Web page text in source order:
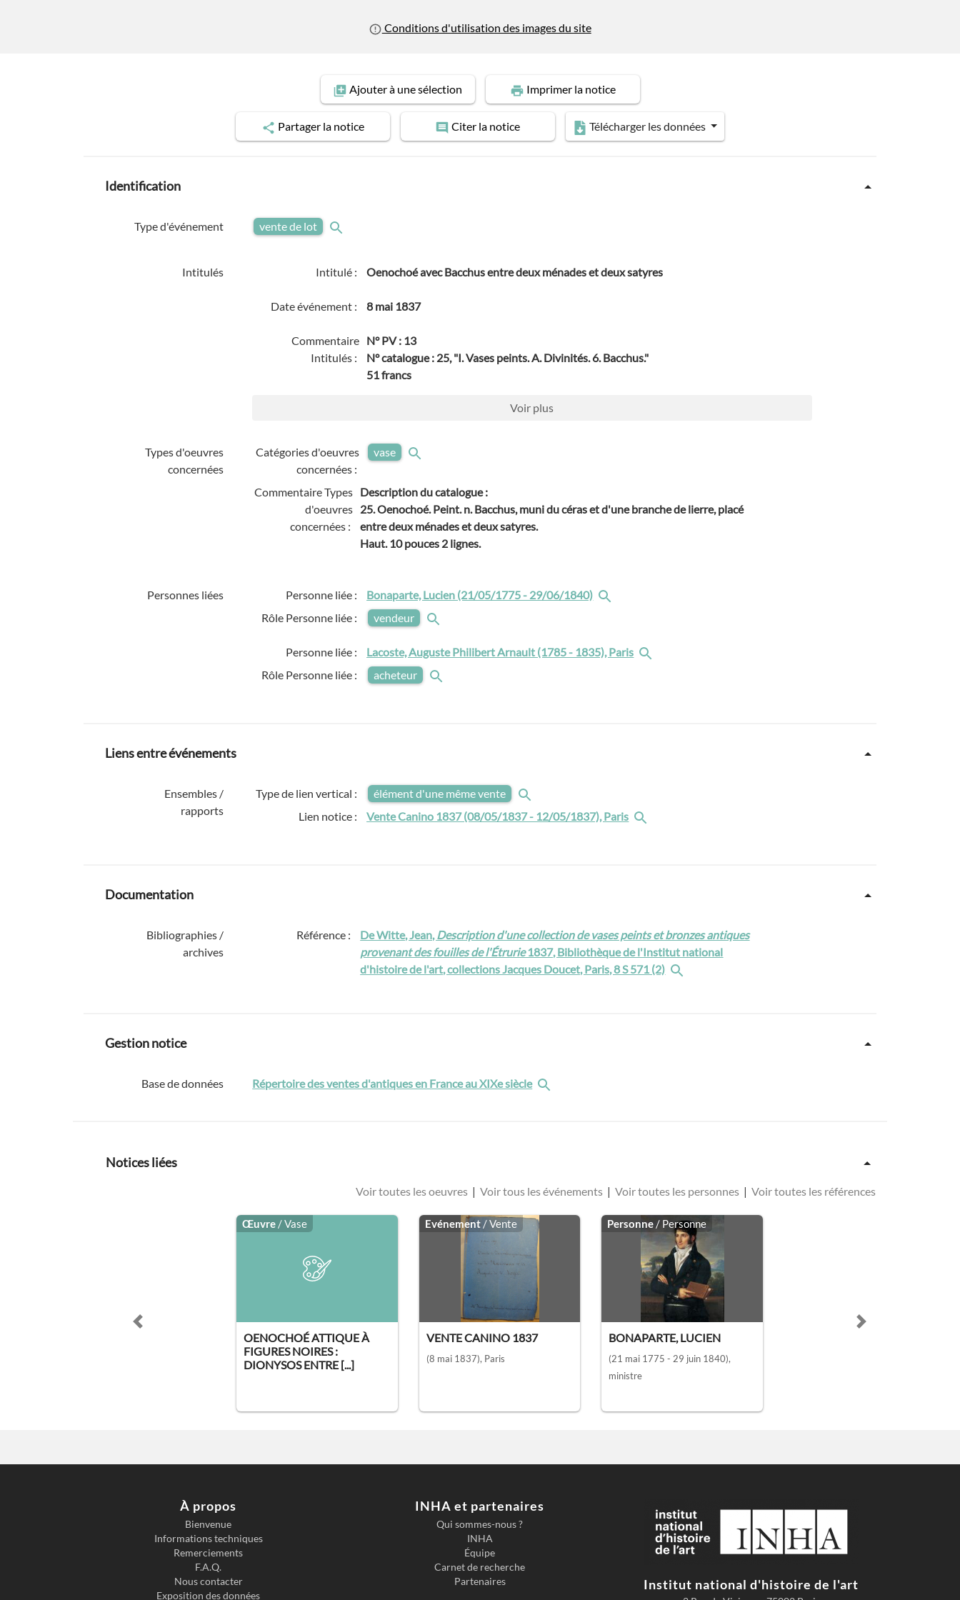
Conditions d'utilisation des images du site
Ajouterà une sélection Imprimerla notice
Partagerla notice Citer la notice Télécharger les données
Identification
Type d'événement vente de lot
Intitulés Intitulé : Oenochoé avec Bacchus entre deux ménades et deux satyres
Date événement : 8 mai 1837
Commentaire
Intitulés :
N° PV : 13
N° catalogue : 25, "I. Vases peints. A. Divinités. 6. Bacchus."
51 francs
Voir plus
Types d'oeuvres
concernées
Catégories d'oeuvres
concernées :
vase
Commentaire Types
d'oeuvres
concernées :
Description du catalogue :
25. Oenochoé. Peint. n. Bacchus, muni du céras et d'une branche de lierre, placé
entre deux ménades et deux satyres.
Haut. 10 pouces 2 lignes.
Personnes liées Personne liée :
Bonaparte, Lucien (21/05/1775 - 29/06/1840)
Rôle Personne liée :
vendeur
Personne liée :
Lacoste, Auguste Philibert Arnault (1785 - 1835), Paris
Rôle Personne liée :
acheteur
Liens entre événements
Ensembles /
rapports
Type de lien vertical :
élément d'une même vente
Lien notice :
Vente Canino 1837 (08/05/1837 - 12/05/1837), Paris
Documentation
Bibliographies /
archives
Référence : De Witte, Jean,Description d'une collection de vases peints et bronzes antiques
provenant des fouilles de l'Étrurie1837, Bibliothèque de l'Institut national
d'histoire de l'art, collections Jacques Doucet, Paris, 8 S 571 (2)
Gestion notice
Base de données Répertoire des ventes d'antiques en France au XIXe siècle
Notices liées
Voir toutes les oeuvres | Voir tous les événements | Voir toutes les personnes | Voir toutes les références
Œuvre / Vase
OENOCHOÉ ATTIQUE À
FIGURES NOIRES :
DIONYSOS ENTRE [...]
Evénement/ Vente
VENTE CANINO 1837
(8 mai 1837), Paris
Personne/ Personne
BONAPARTE, LUCIEN
(21 mai 1775 - 29 juin 1840),
ministre
Previous slide Next slide
À propos
Bienvenue
Informations techniques
Remerciements
F.A.Q.
Nous contacter
Exposition des données
INHA et partenaires
Qui sommes-nous ?
INHA
Équipe
Carnet de recherche
Partenaires
Institut national d'histoire de l'art